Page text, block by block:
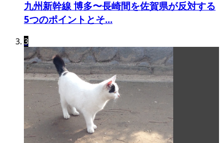
九州新幹線 博多〜長崎間を佐賀県が反対する
5つのポイントとそ...
3